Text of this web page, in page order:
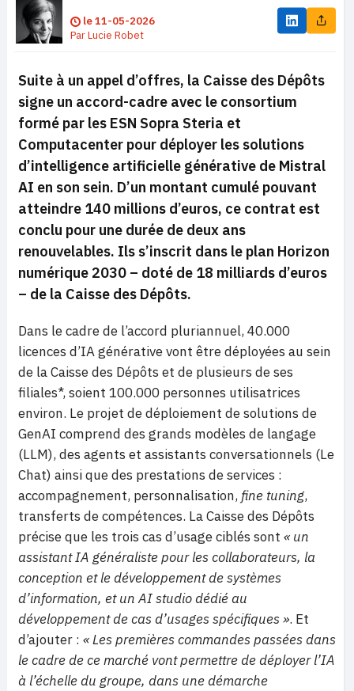
le11-05-2026
ParLucie Robet
Suite à un appel d’offres, la Caisse des Dépôts
signe un accord-cadre avec le consortium
formé par les ESN Sopra Steria et
Computacenter pour déployer les solutions
d’intelligence artificielle générative de Mistral
AI en son sein. D’un montant cumulé pouvant
atteindre 140 millions d’euros, ce contrat est
conclu pour une durée de deux ans
renouvelables. Ils s’inscrit dans le plan Horizon
numérique 2030 – doté de 18 milliards d’euros
– de la Caisse des Dépôts.
Dans le cadre de l’accord pluriannuel, 40.000
licences d’IA générative vont être déployées au sein
de la Caisse des Dépôts et de plusieurs de ses
filiales*, soient 100.000 personnes utilisatrices
environ. Le projet de déploiement de solutions de
GenAI comprend des grands modèles de langage
(LLM), des agents et assistants conversationnels (Le
Chat) ainsi que des prestations de services :
accompagnement, personnalisation, fine tuning,
transferts de compétences. La Caisse des Dépôts
précise que les trois cas d’usage ciblés sont « un
assistant IA généraliste pour les collaborateurs, la
conception et le développement de systèmes
d’information, et un AI studio dédié au
développement de cas d’usages spécifiques ». Et
d’ajouter : « Les premières commandes passées dans
le cadre de ce marché vont permettre de déployer l’IA
à l’échelle du groupe, dans une démarche